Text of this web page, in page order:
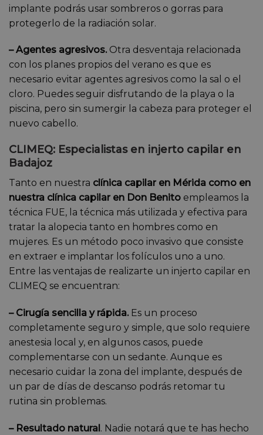
implante podrás usar sombreros o gorras para
protegerlo de la radiación solar.
– Agentes agresivos. Otra desventaja relacionada
con los planes propios del verano es que es
necesario evitar agentes agresivos como la sal o el
cloro. Puedes seguir disfrutando de la playa o la
piscina, pero sin sumergir la cabeza para proteger el
nuevo cabello.
CLIMEQ: Especialistas en injerto capilar en
Badajoz
Tanto en nuestra clínica capilar en Mérida como en
nuestra clínica capilar en Don Benito empleamos la
técnica FUE, la técnica más utilizada y efectiva para
tratar la alopecia tanto en hombres como en
mujeres. Es un método poco invasivo que consiste
en extraer e implantar los folículos uno a uno.
Entre las ventajas de realizarte un injerto capilar en
CLIMEQ se encuentran:
– Cirugía sencilla y rápida. Es un proceso
completamente seguro y simple, que solo requiere
anestesia local y, en algunos casos, puede
complementarse con un sedante. Aunque es
necesario cuidar la zona del implante, después de
un par de días de descanso podrás retomar tu
rutina sin problemas.
– Resultado natural. Nadie notará que te has hecho